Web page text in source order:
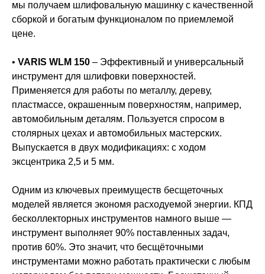
мы получаем шлифовальную машинку с качественной
сборкой и богатым функционалом по приемлемой
цене.
• VARIS WLM 150 – Эффективный и универсальный
инструмент для шлифовки поверхностей.
Применяется для работы по металлу, дереву,
пластмассе, окрашенным поверхностям, например,
автомобильным деталям. Пользуется спросом в
столярных цехах и автомобильных мастерских.
Выпускается в двух модификациях: с ходом
эксцентрика 2,5 и 5 мм.
Одним из ключевых преимуществ бесщеточных
моделей является экономя расходуемой энергии. КПД
бесколлекторных инструментов намного выше —
инструмент выполняет 90% поставленных задач,
против 60%. Это значит, что бесщёточными
инструментами можно работать практически с любым